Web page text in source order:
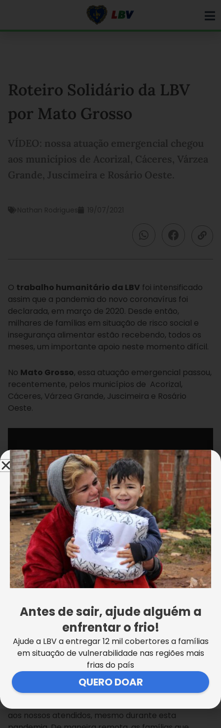
Roteiro Solidário da LBV
por Mato Grosso
VÍDEO: nossa atuação emergencial chegou
aos municípios de Acorizal, Cáceres, Várzea
Grande, Juscimeira e Rosário Oeste.
Nathan Rodrigues 19/07/2021
O trabalho humanitário da LBV foi intensificado
assim que a pandemia do novo coronavírus foi
declarada, em março de 2020. Desde então,
milhares de famílias em situação de risco social e
insegurança alimentar estão recebendo, todos os
meses, um importante apoio neste momento difícil.
No Mato Grosso, essa atuação emergencial passou,
recentemente, pelos municípios de Acorizal,
Cáceres, Várzea Grande, Juscimeira e Rosário
Oeste.
no Mato Grosso.
É importante destacar também que as entregas
respeitaram todas as orientações das autoridades
de saúde, evitando aglomerações e respeitando os
cuidados sanitários de proteção e higienização.
A suaDOAÇÃO MENSALpossibilita com que nós, da
aos nossos atendidos, mesmo durante esta
Antes de sair, ajude alguém a
enfrentar o frio!
Ajude a LBV a entregar 12 mil cobertores a famílias
em situação de vulnerabilidade nas regiões mais
frias do país
QUERO DOAR